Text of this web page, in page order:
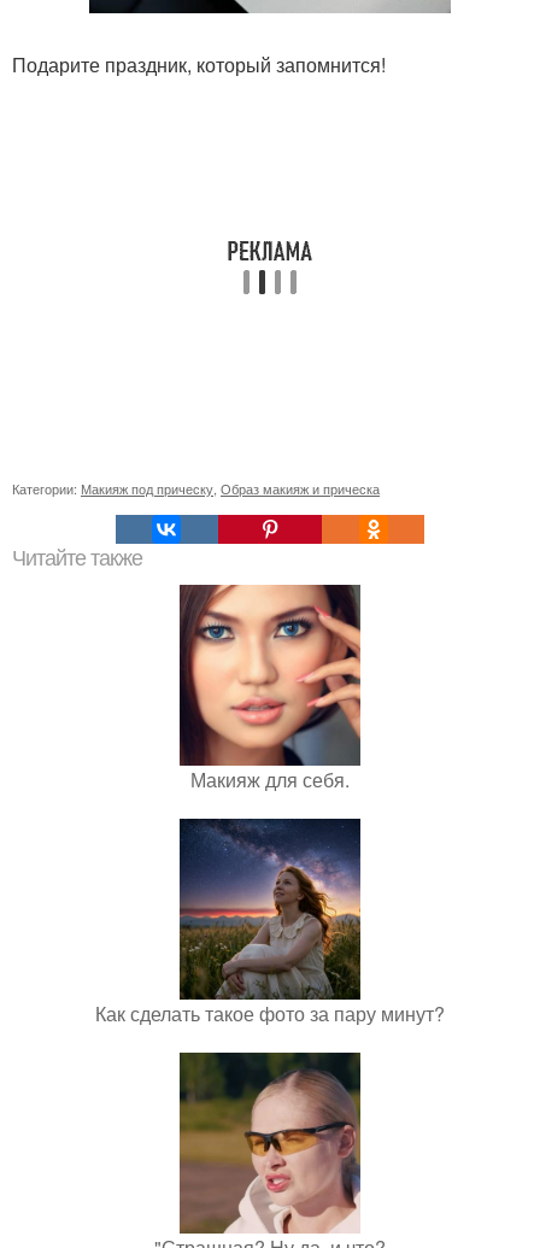
Подарите праздник, который запомнится!
Категории: Макияж под прическу Образ макияж и прическа
Читайте также
Макияж для себя.
Как сделать такое фото за пару минут?